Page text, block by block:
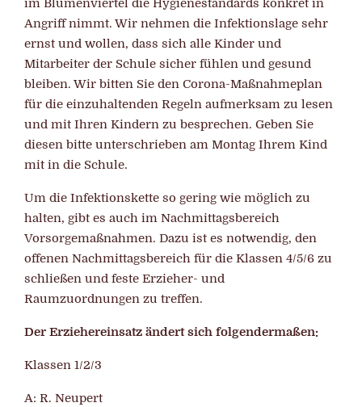
im Blumenviertel die Hygienestandards konkret in
Angriff nimmt. Wir nehmen die Infektionslage sehr
ernst und wollen, dass sich alle Kinder und
Mitarbeiter der Schule sicher fühlen und gesund
bleiben. Wir bitten Sie den Corona-Maßnahmeplan
für die einzuhaltenden Regeln aufmerksam zu lesen
und mit Ihren Kindern zu besprechen. Geben Sie
diesen bitte unterschrieben am Montag Ihrem Kind
mit in die Schule.
Um die Infektionskette so gering wie möglich zu
halten, gibt es auch im Nachmittagsbereich
Vorsorgemaßnahmen. Dazu ist es notwendig, den
offenen Nachmittagsbereich für die Klassen 4/5/6 zu
schließen und feste Erzieher- und
Raumzuordnungen zu treffen.
Der Erziehereinsatz ändert sich folgendermaßen:
Klassen 1/2/3
A: R. Neupert